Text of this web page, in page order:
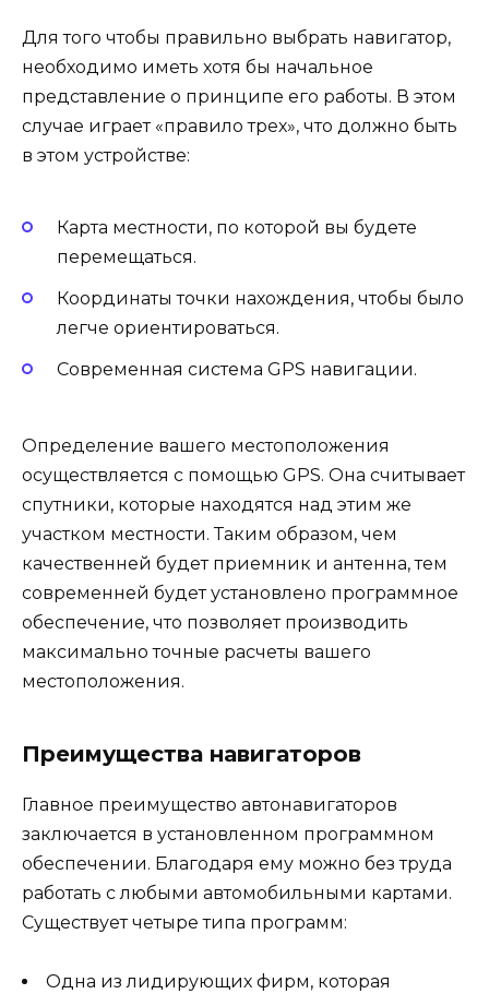
Для того чтобы правильно выбрать навигатор,
необходимо иметь хотя бы начальное
представление о принципе его работы. В этом
случае играет «правило трех», что должно быть
в этом устройстве:
Карта местности, по которой вы будете
перемещаться.
Координаты точки нахождения, чтобы было
легче ориентироваться.
Современная система GPS навигации.
Определение вашего местоположения
осуществляется с помощью GPS. Она считывает
спутники, которые находятся над этим же
участком местности. Таким образом, чем
качественней будет приемник и антенна, тем
современней будет установлено программное
обеспечение, что позволяет производить
максимально точные расчеты вашего
местоположения.
Преимущества навигаторов
Главное преимущество автонавигаторов
заключается в установленном программном
обеспечении. Благодаря ему можно без труда
работать с любыми автомобильными картами.
Существует четыре типа программ:
Одна из лидирующих фирм, которая